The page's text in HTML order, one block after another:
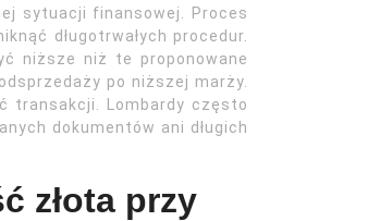
sytuacji finansowej. Proces
długotrwałych procedur.
niższe niż te proponowane
po niższej marży.
transakcji. Lombardy często
dokumentów ani długich
złota przy